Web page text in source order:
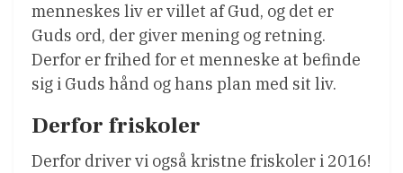
menneskes liv er villet af Gud, og det er
Guds ord, der giver mening og retning.
Derfor er frihed for et menneske at befinde
sig i Guds hånd og hans plan med sit liv.
Derfor friskoler
Derfor driver vi også kristne friskoler i 2016!